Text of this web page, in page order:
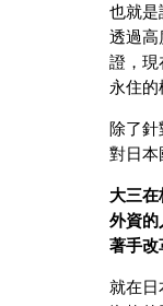
也就是
透過高
證，現
永住的
除了
對日本
大三
外資的
著手改
就在日